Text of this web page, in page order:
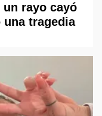
rayo cayó
tragedia